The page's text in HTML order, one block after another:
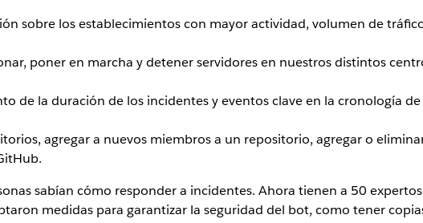
sobre los establecimientos con mayor actividad, volumen de
poner en marcha y detener servidores en nuestros distintos
de la duración de los incidentes y eventos clave en la cronología
agregar a nuevos miembros a un repositorio, agregar o
sabían cómo responder a incidentes. Ahora tienen a 50
medidas para garantizar la seguridad del bot, como tener